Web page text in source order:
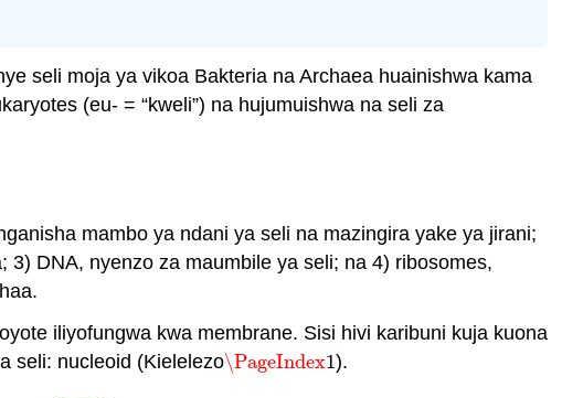
seli moja ya vikoa Bakteria na Archaea huainishwa kama
(eu- = “kweli”) na hujumuishwa na seli za
mambo ya ndani ya seli na mazingira yake ya jirani;
DNA, nyenzo za maumbile ya seli; na 4) ribosomes,
iliyofungwa kwa membrane. Sisi hivi karibuni kuja kuona
seli: nucleoid (Kielelezo\PageIndex1
\PageIndex1).